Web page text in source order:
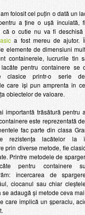
folosit cel puțin o dată un
a ține o ușă încuiată,
că o cutie nu va fi
a fost mereu de ajutor.
elemente de dimensiuni
containerele, lucrurile tin
pentru containere se
clasice printr-o serie de
care își pun amprenta în
obiectelor de valoare.
importantă trăsătură pentru
este reprezentată
fac parte din clasa
rezistența lacătelor la
prin diverse metode, fie
Printre metodele de
pentru containere
încercarea de
ciocanul sau chiar
se adaugă și metode ceva
care implică un șperaclu,